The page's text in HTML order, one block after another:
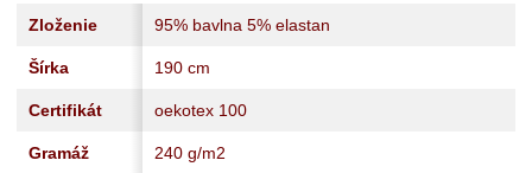
Zloženie 95% bavlna 5% elastan
Šírka 190 cm
Certifikát oekotex 100
Gramáž 240 g/m2